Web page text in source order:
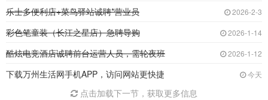
乐士多便利店+菜鸟驿站诚聘*营业员 2026-2-3
彩色笔童装（长江之星店）急聘导购 2026-1-14
酷炫电竞酒店诚聘前台运营人员，需轮夜班 2026-1-12
下载万州生活网手机APP，访问网站更快捷 今天
点击加载下一节，获取更多信息